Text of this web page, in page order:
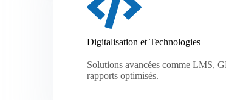
Digitalisation et Technologies
Solutions avancées comme LMS,
rapports optimisés.